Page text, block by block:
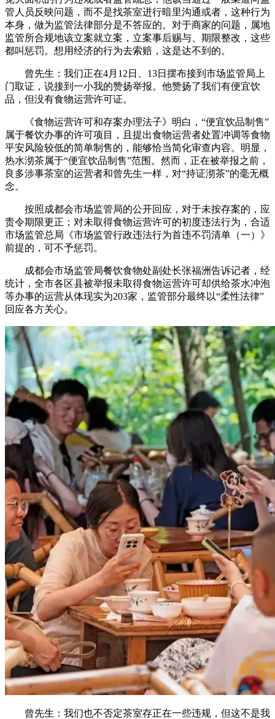
管人员反映问题，而不是找茶室进行暗里沟通或者，这种行为
本身，做为监管法律部分是不答应的。对于商家的问题，属地
监管所合规地该立案就立案，立案事后赐与、期限整改，这些
都叫惩罚。想用经济的行为去索赔，这是达不到的。
曾先生：我们正在4月12日、13日摆布接到市场监管局上
门取证，说接到一小我的赞扬举报。他赞扬了我们有便宜饮
品，但没有食物运营许可证。
《食物运营许可和存案办理法子》明白，“便宜饮品制售”
属于餐饮办事的许可项目，且提出食物运营者处置冲调等食物
平安风险较低的简单制售的，能够恰当简化审查内容。明显，
热水沏茶属于“便宜饮品制售”范围。然而，正在被举报之前，
良多涉事茶室的运营者和曾先生一样，对“持证沏茶”的毫无概
念。
按照成都会市场监管局的公开回应，对于未按存案的，应
责令期限更正；对未取得食物运营许可的初度违法行为，合适
市场监管总局《市场监管行政违法行为首违不罚清单（一）》
前提的，可不予惩罚。
成都会市场监管局餐饮食物处副处长张福洲告诉记者，经
统计，全市各区县被举报未取得食物运营许可却供给茶水冲泡
等办事的运营从体现实为203家，监管部分最终以“柔性法律”
回应各方关心。
曾先生：我们也不否定茶室存正在一些违规，但这不是我